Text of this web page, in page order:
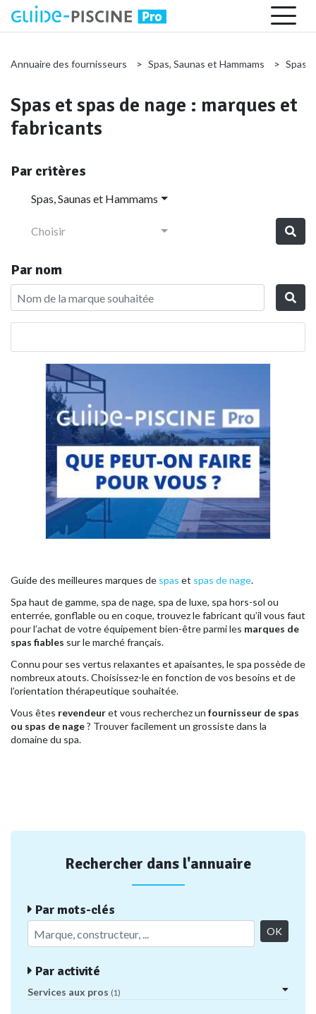
Annuaire des fournisseurs Spas, Saunas et Hammams Spas
Spas et spas de nage : marques et
fabricants
Par critères
Spas, Saunas et Hammams
Choisir
Par nom
Guide des meilleures marques de spas et spas de nage.
Spa haut de gamme, spa de nage, spa de luxe, spa hors-sol ou
enterrée, gonflable ou en coque, trouvez le fabricant qu’il vous faut
pour l’achat de votre équipement bien-être parmi les marques de
spas fiables sur le marché français.
Connu pour ses vertus relaxantes et apaisantes, le spa possède de
nombreux atouts. Choisissez-le en fonction de vos besoins et de
l’orientation thérapeutique souhaitée.
Vous êtes revendeuret vous recherchez un fournisseur de spas
ou spas de nage? Trouver facilement un grossiste dans la
domaine du spa.
Rechercher dans l'annuaire
Par mots-clés
Par activité
Services aux pros (1)